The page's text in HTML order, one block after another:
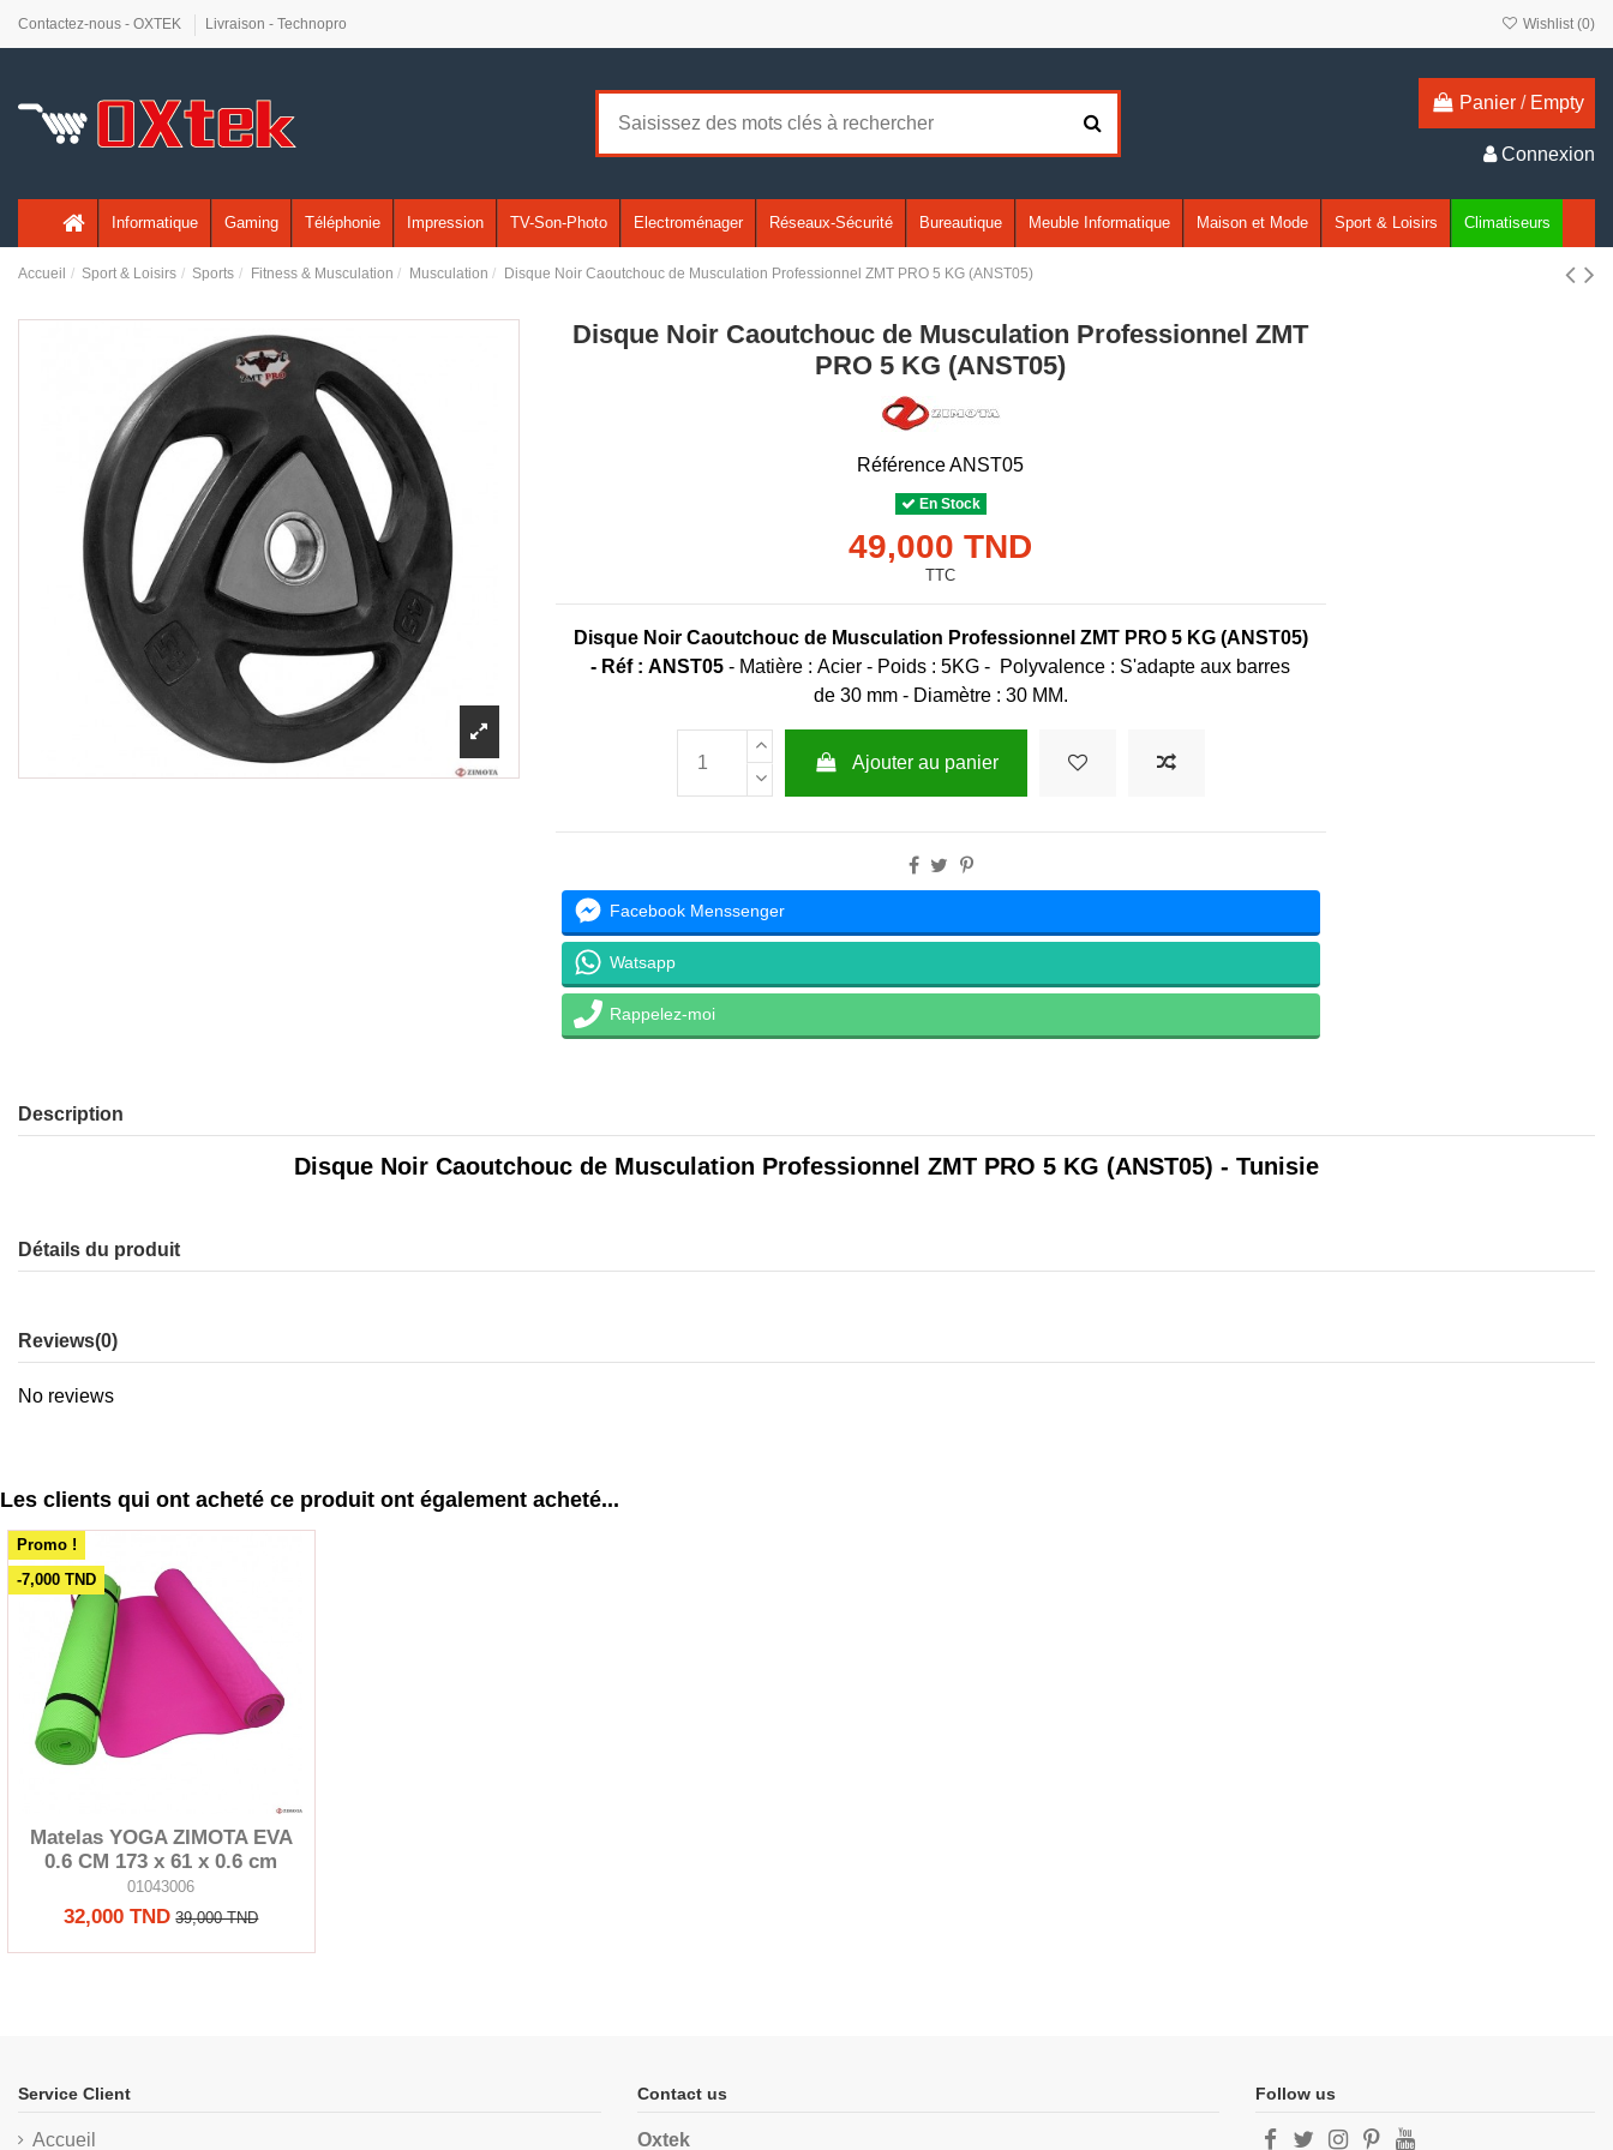
Contactez-nous - OXTEK Livraison - Technopro Wishlist (0)
Panier / Empty
Connexion
Informatique Gaming Téléphonie Impression TV-Son-Photo Electroménager Réseaux-Sécurité Bureautique Meuble Informatique Maison et Mode Sport & Loisirs Climatiseurs
Accueil Sport & Loisirs Sports Fitness & Musculation Musculation Disque Noir Caoutchouc de Musculation Professionnel ZMT PRO 5 KG (ANST05)
Disque Noir Caoutchouc de Musculation Professionnel ZMT
PRO 5 KG (ANST05)
Référence ANST05
En Stock
49,000 TND
TTC
Disque Noir Caoutchouc de Musculation Professionnel ZMT PRO 5 KG (ANST05)
- Réf :ANST05- Matière : Acier - Poids : 5KG - Polyvalence : S'adapte aux barres
de 30 mm - Diamètre : 30 MM.
Ajouter au panier
Facebook Menssenger
Watsapp
Rappelez-moi
Description
Disque Noir Caoutchouc de Musculation Professionnel ZMT PRO 5 KG (ANST05) - Tunisie
Détails du produit
Reviews(0)
No reviews
Les clients qui ont acheté ce produit ont également acheté...
Promo !
-7,000 TND
Matelas YOGA ZIMOTA EVA
0.6 CM 173 x 61 x 0.6 cm
01043006
32,000 TND 39,000 TND
Service Client
Accueil
Contact us
Oxtek
Follow us